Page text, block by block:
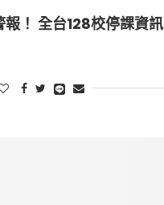
！ 全台128校停課資訊